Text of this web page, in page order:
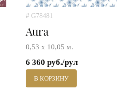
# G78481
Aura
0,53 х 10,05 м.
6 360 руб./рул
В КОРЗИНУ